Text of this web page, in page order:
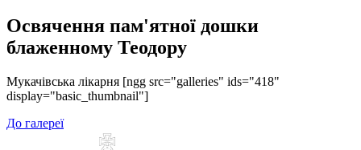
Освячення пам'ятної дошки
блаженному Теодору
Мукачівська лікарня [ngg src="galleries" ids="418"
display="basic_thumbnail"]
До галереї